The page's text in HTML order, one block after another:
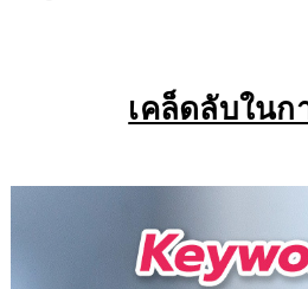
เคล็ดลับในก